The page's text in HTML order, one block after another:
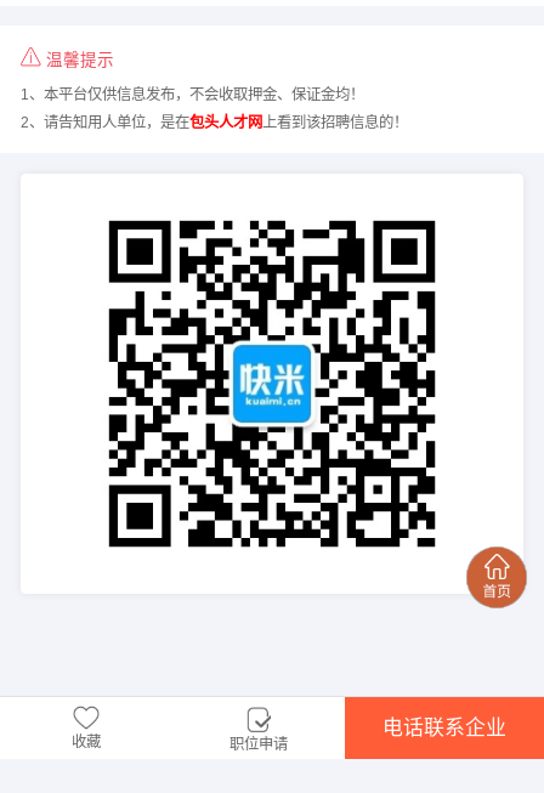
温馨提示
1、本平台仅供信息发布，不会收取押金、保证金均！
2、请告知用人单位，是在包头人才网上看到该招聘信息的！
收藏 职位申请
电话联系企业